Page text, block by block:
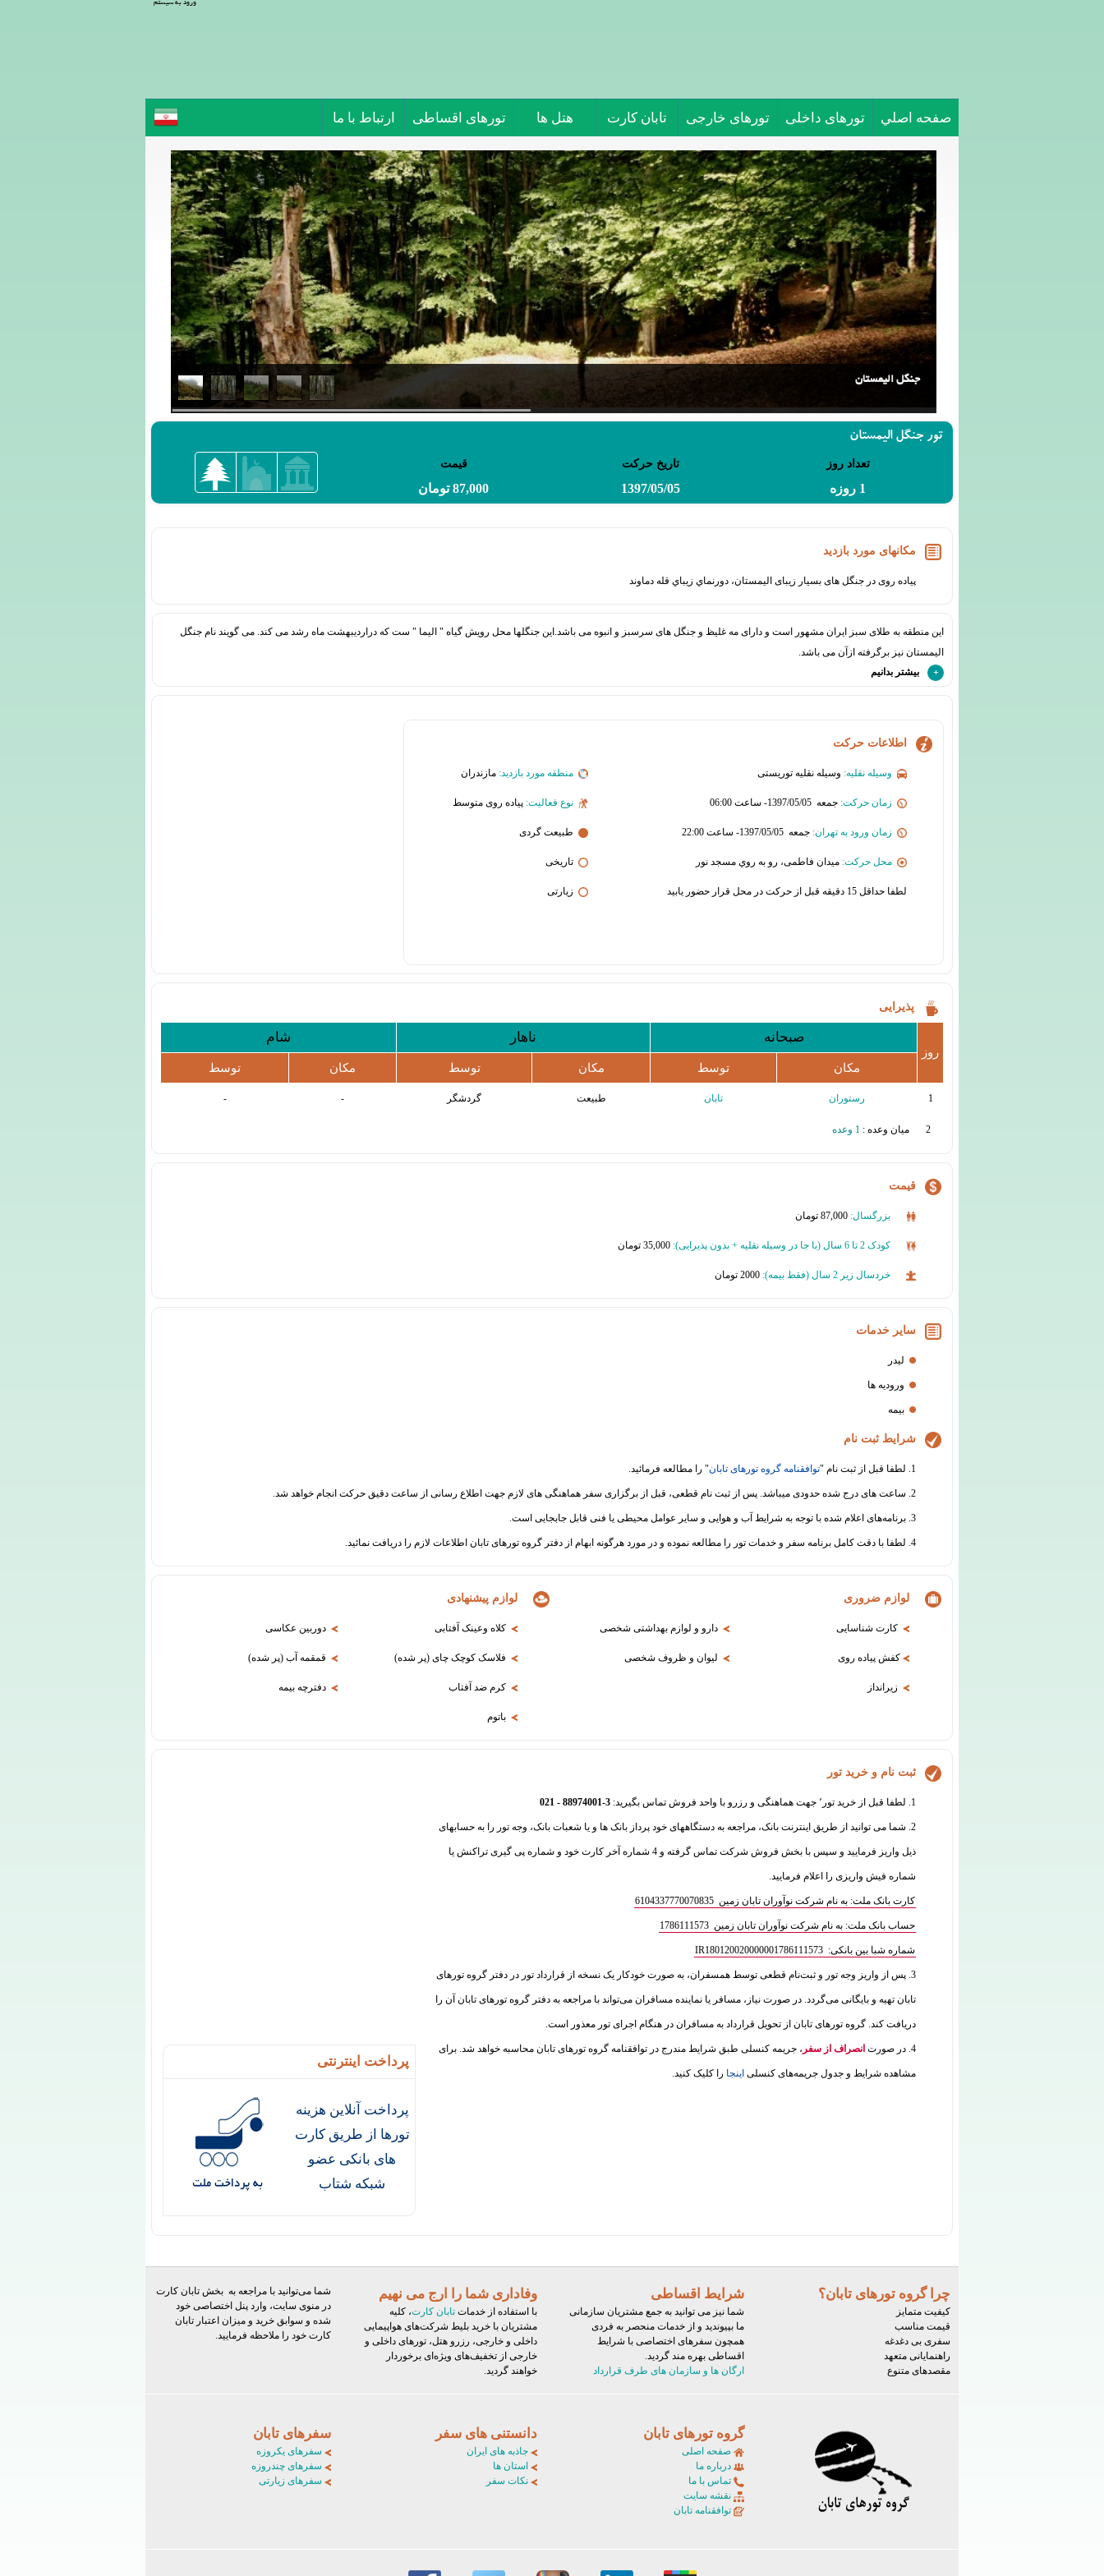
ورود به سیستم
صفحه اصلي تورهای داخلی تورهای خارجی تابان کارت هتل ها تورهای اقساطی ارتباط با ما
جنگل الیمستان
تور جنگل الیمستان
تعداد روز تاریخ حرکت قیمت
1 روزه 1397/05/05 87,000 تومان
مکانهای مورد بازدید
پیاده روی در جنگل های بسیار زیبای الیمستان، دورنماي زيباي قله دماوند
این منطقه به طلای سبز ایران مشهور است و دارای مه غلیظ و جنگل های سرسبز و انبوه می باشد.این جنگلها محل رویش گیاه " الیما " ست که دراردیبهشت ماه رشد می کند. می گویند نام جنگل
الیمستان نیز برگرفته ازآن می باشد.
بیشتر بدانیم
اطلاعات حرکت
وسیله نقلیه: وسیله نقلیه توریستی
زمان حرکت: جمعه 1397/05/05- ساعت 06:00
زمان ورود به تهران: جمعه 1397/05/05- ساعت 22:00
محل حرکت: میدان فاطمی، رو به روي مسجد نور
لطفا حداقل 15 دقیقه قبل از حرکت در محل قرار حضور یابید
منطقه مورد بازدید: مازندران
نوع فعالیت: پیاده روی متوسط
طبیعت گردی
تاریخی
زیارتی
پذیرایی
روز
صبحانه ناهار شام
مکان توسط مکان توسط مکان توسط
1 رستوران تابان طبیعت گردشگر -
-
2 میان وعده : 1 وعده
قیمت
بزرگسال:
کودک 2 تا 6 سال (با جا در وسیله نقلیه + بدون پذیرایی):
خردسال زیر 2 سال (فقط بیمه):
سایر خدمات
لیدر
ورودیه ها
بیمه
شرایط ثبت نام
1. لطفا قبل از ثبت نام " توافقنامه گروه تورهای تابان" را مطالعه فرمائید.
2. ساعت های درج شده حدودی میباشد. پس از ثبت نام قطعی، قبل از برگزاری سفر هماهنگی های لازم جهت اطلاع رسانی از ساعت دقیق حرکت انجام خواهد شد.
3. برنامه‌های اعلام شده با توجه به شرایط آب و هوایی و سایر عوامل محیطی یا فنی قابل جابجایی است.
4. لطفا با دقت کامل برنامه سفر و خدمات تور را مطالعه نموده و در مورد هرگونه ابهام از دفتر گروه تورهای تابان اطلاعات لازم را دریافت نمائید.
لوازم ضروری
کارت شناسایی دارو و لوازم بهداشتی شخصی
کفش پیاده روی لیوان و ظروف شخصی
زیرانداز
لوازم پیشنهادی
کلاه وعینک آفتابی دوربین عکاسی
فلاسک کوچک چای (پر شده) قمقمه آب (پر شده)
کرم ضد آفتاب دفترچه بیمه
باتوم
ثبت نام و خرید تور
1. لطفا قبل از خرید تور٬ جهت هماهنگی و رزرو با واحد فروش تماس بگیرید: 3-88974001 - 021
2. شما می توانید از طریق اینترنت بانک، مراجعه به دستگاههای خود پرداز بانک ها و یا شعبات بانک، وجه تور را به حسابهای
ذیل واریز فرمایید و سپس با بخش فروش شرکت تماس گرفته و 4 شماره آخر کارت خود و شماره پی گیری تراکنش یا
شماره فیش واریزی را اعلام فرمایید.
کارت بانک ملت: به نام شرکت نوآوران تابان زمین 6104337770070835
حساب بانک ملت: به نام شرکت نوآوران تابان زمین 1786111573
شماره شبا بین بانکی: IR180120020000001786111573
3. پس از واریز وجه تور و ثبت‌نام قطعی توسط همسفران، به‌ صورت خودکار یک نسخه از قرارداد تور در دفتر گروه تورهای
تابان تهیه و بایگانی می‌گردد. در صورت نیاز، مسافر یا نماینده مسافران می‌تواند با مراجعه به دفتر گروه تورهای تابان آن را
دریافت کند. گروه تورهای تابان از تحویل قرارداد به مسافران در هنگام اجرای تور معذور است.
4. در صورت انصراف از سفر ، جریمه کنسلی طبق شرایط مندرج در توافقنامه گروه تورهای تابان محاسبه خواهد شد. برای
مشاهده شرایط و جدول جریمه‌های کنسلی اینجا را کلیک کنید.
پرداخت اینترنتی
پرداخت آنلاین هزینه
تورها از طریق کارت
های بانکی عضو
شبکه شتاب
چرا گروه تورهای تابان؟
کیفیت متمایز
قیمت مناسب
سفری بی دغدغه
راهنمایانی متعهد
مقصدهای متنوع
شرایط اقساطی
شما نیز می توانید به جمع مشتریان سازمانی
ما بپیوندید و از خدمات منحصر به فردی
همچون سفرهای اختصاصی با شرایط
اقساطی بهره مند گردید.
ارگان ها و سازمان های طرف قرارداد
وفاداری شما را ارج می نهیم
با استفاده از خدمات تابان کارت، کلیه
مشتریان با خرید بلیط‌ شرکت‌های هواپیمایی
داخلی و خارجی، رزرو هتل، تورهای داخلی و
خارجی از تخفیف‌های ویژه‌ای برخوردار
خواهند گردید.
شما می‌توانید با مراجعه به بخش تابان کارت
در منوی سایت، وارد پنل اختصاصی خود
شده و سوابق خرید و میزان اعتبار تابان
کارت خود را ملاحظه فرمایید.
گروه تورهای تابان
صفحه اصلی
درباره ما
تماس با ما
نقشه سایت
توافقنامه تابان
دانستنی های سفر
جاذبه های ایران
استان ها
نکات سفر
سفرهای تابان
سفرهای یکروزه
سفرهای چندروزه
سفرهای زیارتی